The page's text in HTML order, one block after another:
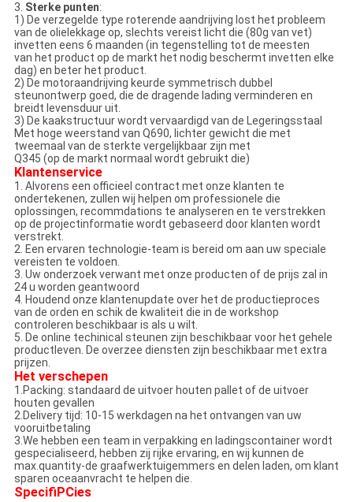
3. Sterke punten:
1) De verzegelde type roterende aandrijving lost het probleem
van de olielekkage op, slechts vereist licht die (80g van vet)
invetten eens 6 maanden (in tegenstelling tot de meesten
van het product op de markt het nodig beschermt invetten elke
dag) en beter het product.
2) De motoraandrijving keurde symmetrisch dubbel
steunontwerp goed, die de dragende lading verminderen en
breidt levensduur uit.
3) De kaakstructuur wordt vervaardigd van de Legeringsstaal
Met hoge weerstand van Q690, lichter gewicht die met
tweemaal van de sterkte vergelijkbaar zijn met
Q345 (op de markt normaal wordt gebruikt die)
Klantenservice
1. Alvorens een officieel contract met onze klanten te
ondertekenen, zullen wij helpen om professionele die
oplossingen, recommdations te analyseren en te verstrekken
op de projectinformatie wordt gebaseerd door klanten wordt
verstrekt.
2. Een ervaren technologie-team is bereid om aan uw speciale
vereisten te voldoen.
3. Uw onderzoek verwant met onze producten of de prijs zal in
24 u worden geantwoord
4. Houdend onze klantenupdate over het de productieproces
van de orden en schik de kwaliteit die in de workshop
controleren beschikbaar is als u wilt.
5. De online techinical steunen zijn beschikbaar voor het gehele
productleven. De overzee diensten zijn beschikbaar met extra
prijzen.
Het verschepen
1.Packing: standaard de uitvoer houten pallet of de uitvoer
houten gevallen
2.Delivery tijd: 10-15 werkdagen na het ontvangen van uw
vooruitbetaling
3.We hebben een team in verpakking en ladingscontainer wordt
gespecialiseerd, hebben zij rijke ervaring, en wij kunnen de
max.quantity-de graafwerktuigemmers en delen laden, om klant
sparen oceaanvracht te helpen die.
SpecifiPCies